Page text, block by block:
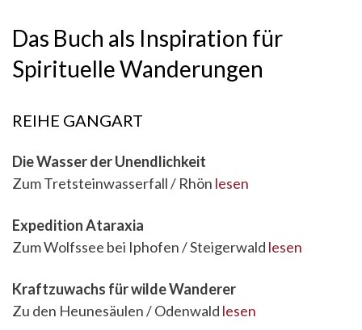
Das Buch als Inspiration für
Spirituelle Wanderungen
REIHE GANGART
Die Wasser der Unendlichkeit
Zum Tretsteinwasserfall / Rhön lesen
Expedition Ataraxia
Zum Wolfssee bei Iphofen / Steigerwald lesen
Kraftzuwachs für wilde Wanderer
Zu den Heunesäulen / Odenwald lesen